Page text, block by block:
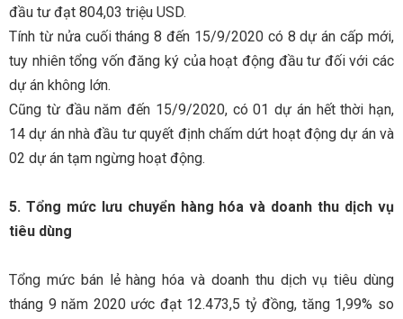
đầu tư đạt 804,03 triệu USD.
Tính từ nửa cuối tháng 8 đến 15/9/2020 có 8 dự án cấp mới,
tuy nhiên tổng vốn đăng ký của hoạt động đầu tư đối với các
dự án không lớn.
Cũng từ đầu năm đến 15/9/2020, có 01 dự án hết thời hạn,
14 dự án nhà đầu tư quyết định chấm dứt hoạt động dự án và
02 dự án tạm ngừng hoạt động.
5. Tổng mức lưu chuyển hàng hóa và doanh thu dịch vụ
tiêu dùng
Tổng mức bán lẻ hàng hóa và doanh thu dịch vụ tiêu dùng
tháng 9 năm 2020 ước đạt 12.473,5 tỷ đồng, tăng 1,99% so